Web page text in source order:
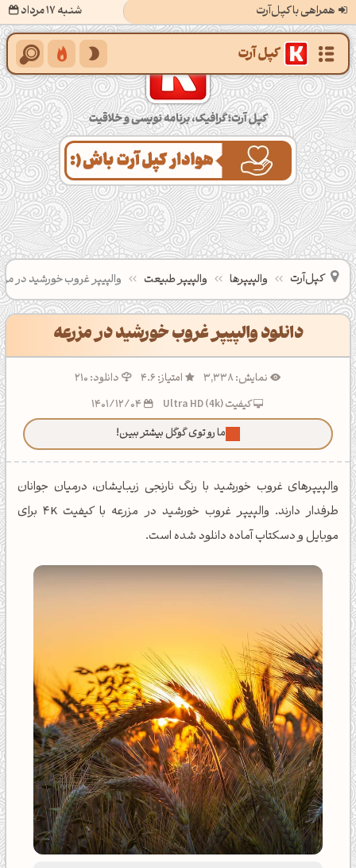
همراهی با کپل‌آرت شنبه 17 مرداد کپل‌آرت؛ گرافیک، برنامه‌نویسی و خلاقیت
کپل‌آرت والپیپرها والپیپر طبیعت والپیپر غروب خورشید در
دانلود والپیپر غروب خورشید در مزرعه
نمایش: 3,338 امتیاز: 4.6
دانلود: 210
کیفیت Ultra HD (4k)
ما رو توی گوگل بیشتر ببین!
والپیپرهای غروب خورشید با رنگ نارنجی زیبایشان، درمیان جوانان
طرفدار دارند. والپیپر غروب خورشید در مزرعه با کیفیت 4K برای
موبایل و دسکتاپ آماده دانلود شده است.